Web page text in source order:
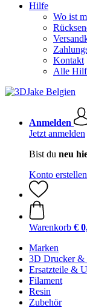
Hilfe
Wo ist
Kontakt
Alle
Anmelden
Jetzt anmelden
Bist du neu
Konto erstellen
Warenkorb €
Marken
3D Drucker &
Ersatzteile &
Filament
Resin
Zubehör